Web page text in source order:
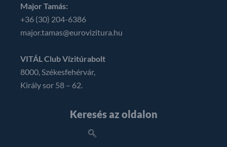
Major Tamás:
+36 (30) 204-6386
major.tamas@eurovizitura.hu
VITÁL Club Vízitúrabolt
8000, Székesfehérvár,
Király sor 58 – 62.
Keresés az oldalon